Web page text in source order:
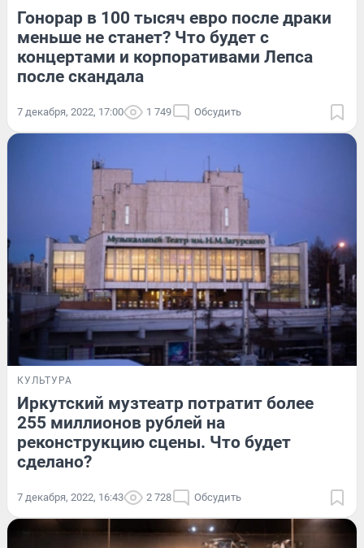
Гонорар в 100 тысяч евро после драки
меньше не станет? Что будет с
концертами и корпоративами Лепса
после скандала
7 декабря, 2022, 17:00 1 749 Обсудить
КУЛЬТУРА
Иркутский музтеатр потратит более
255 миллионов рублей на
реконструкцию сцены. Что будет
сделано?
7 декабря, 2022, 16:43 2 728 Обсудить